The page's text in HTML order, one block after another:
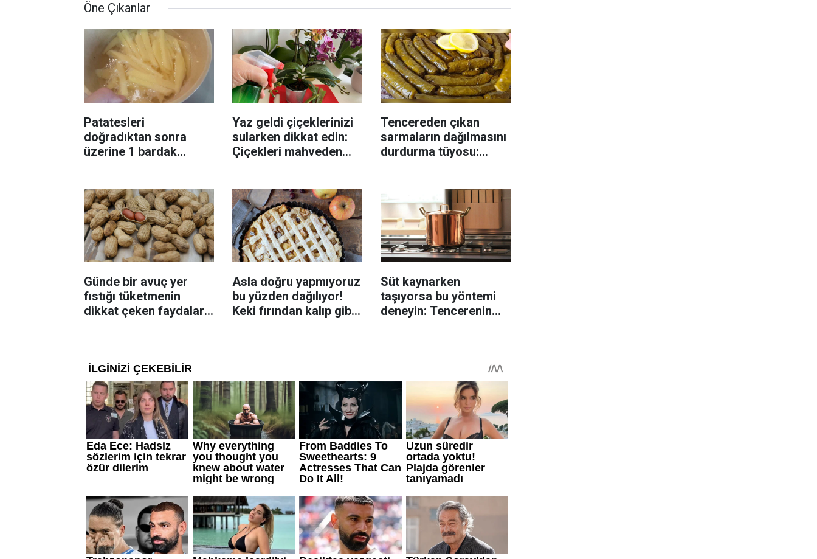
Öne Çıkanlar
Patatesleri
doğradıktan sonra
üzerine 1 bardak
Yaz geldi çiçeklerinizi
sularken dikkat edin:
Çiçekleri mahveden
Tencereden çıkan
sarmaların dağılmasını
durdurma tüyosu:
Günde bir avuç yer
fıstığı tüketmenin
dikkat çeken faydaları:
Asla doğru yapmıyoruz
bu yüzden dağılıyor!
Keki fırından kalıp gibi
Süt kaynarken
taşıyorsa bu yöntemi
deneyin: Tencerenin